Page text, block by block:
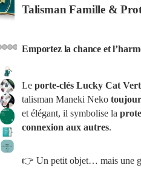
Talisman Famille &
Emportez la chance et
Le porte-clés Lucky Cat Vert
talisman Maneki Neko
et élégant, il symbolise la
connexion aux autres.
👉 Un petit objet… mais une